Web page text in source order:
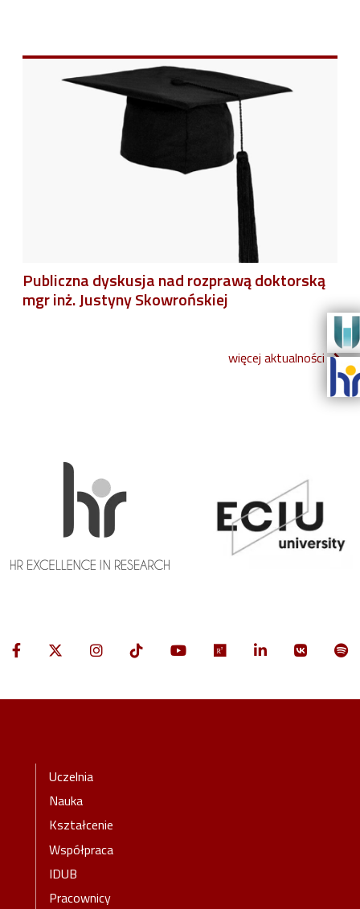
Publiczna dyskusja nad rozprawą doktorską
mgr inż. Justyny Skowrońskiej
więcej aktualności
Previous
Stopka-Menu
Uczelnia
Nauka
Kształcenie
Współpraca
IDUB
Pracownicy